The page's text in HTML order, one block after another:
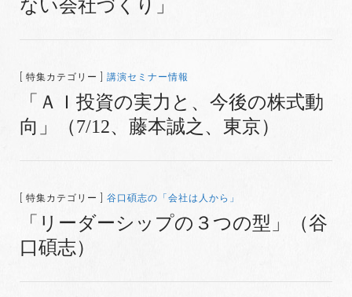
ない会社づくり」
[ 特集カテゴリー ] 講演セミナー情報
「ＡＩ投資の実力と、今後の株式動
向」（7/12、藤本誠之、東京）
[ 特集カテゴリー ] 谷口碩志の「会社は人から」
「リーダーシップの３つの型」（谷
口碩志）